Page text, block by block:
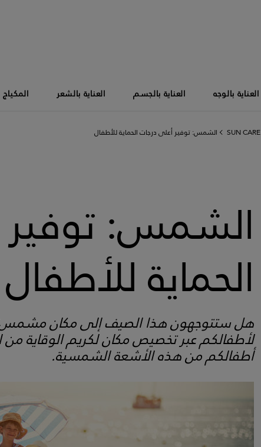
العناية بالوجه العناية بالجسم العناية بالشعر المكياج
SUN CARE الشمس: توفير أعلى درجات الحماية للأطفال
الشمس:
الحماية للأطفال
هل ستتوجهون هذا الصيف إلى مكان مشمس؟
لأطفالكم عبر تخصيص مكان لكريم الوقاية
أطفالكم من هذه الأشعة الشمسية.